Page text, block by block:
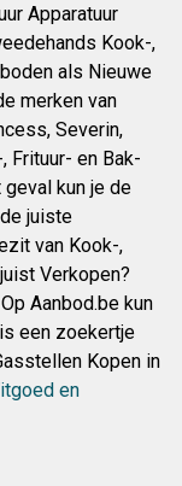
Apparatuur
Kook-,
als Nieuwe
merken van
Severin,
Frituur- en Bak-
kun je de
juiste
van Kook-,
Verkopen?
Aanbod.be kun
een zoekertje
Kopen in
en